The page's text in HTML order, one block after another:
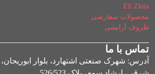
Eli.Zkita
محصولات سفارشی
ظروف آرایشی
تماس با ما
آدرس: شهرک صنعتی اشتهارد، بلوار ابوریحان،